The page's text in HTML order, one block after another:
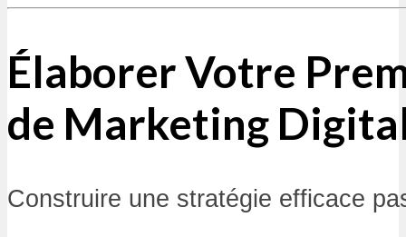
Élaborer Votre
de Marketing
Construire une stratégie efficace